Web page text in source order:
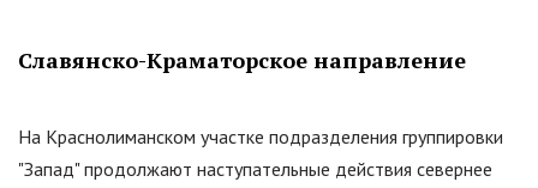
Славянско-Краматорское направление
На Краснолиманском участке подразделения группировки
"Запад"продолжают наступательные действия севернее